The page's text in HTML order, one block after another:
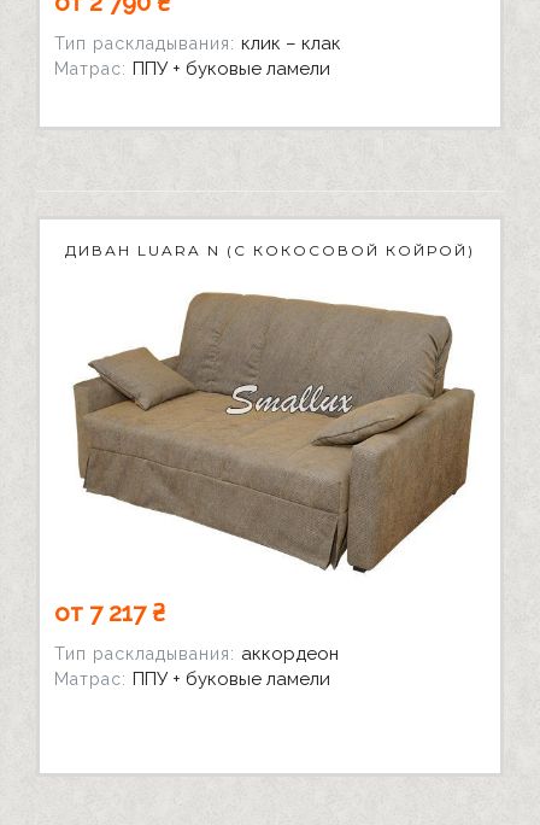
Тип раскладывания: клик – клак
Матрас: ППУ + буковые ламели
ДИВАН LUARA N (С КОКОСОВОЙ КОЙРОЙ)
от 7 217 ₴
Тип раскладывания: аккордеон
Матрас: ППУ + буковые ламели